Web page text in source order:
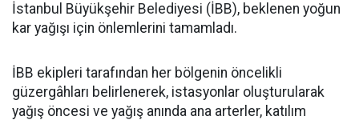
İstanbul Büyükşehir Belediyesi (İBB), beklenen yoğun
kar yağışı için önlemlerini tamamladı.
İBB ekipleri tarafından her bölgenin öncelikli
güzergâhları belirlenerek, istasyonlar oluşturularak
yağış öncesi ve yağış anında ana arterler, katılım